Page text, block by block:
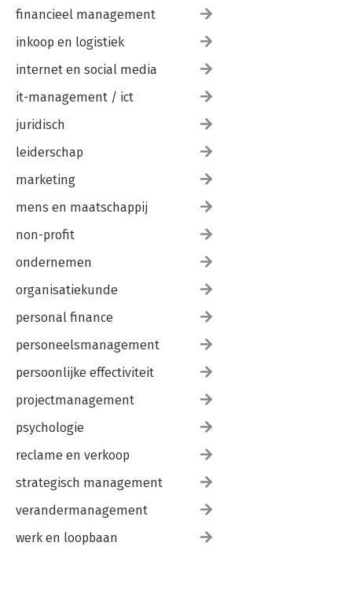
financieel management
inkoop en logistiek
internet en social media
it-management / ict
juridisch
leiderschap
marketing
mens en maatschappij
non-profit
ondernemen
organisatiekunde
personal finance
personeelsmanagement
persoonlijke effectiviteit
projectmanagement
psychologie
reclame en verkoop
strategisch management
verandermanagement
werk en loopbaan